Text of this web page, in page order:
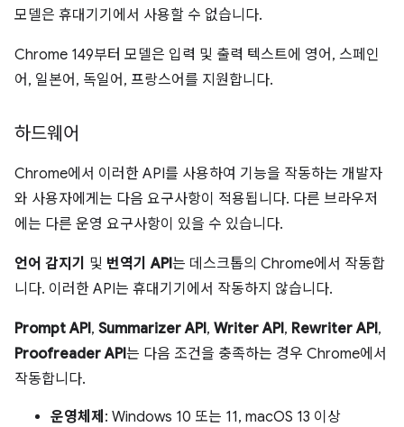
모델은 휴대기기에서 사용할 수 없습니다.
Chrome 149부터 모델은 입력 및 출력 텍스트에 영어, 스페인
어, 일본어, 독일어, 프랑스어를 지원합니다.
하드웨어
Chrome에서 이러한 API를 사용하여 기능을 작동하는 개발자
와 사용자에게는 다음 요구사항이 적용됩니다. 다른 브라우저
에는 다른 운영 요구사항이 있을 수 있습니다.
언어 감지기 및 번역기 API는 데스크톱의 Chrome에서 작동합
니다. 이러한 API는 휴대기기에서 작동하지 않습니다.
Prompt API, Summarizer API, Writer API, Rewriter API,
Proofreader API는 다음 조건을 충족하는 경우 Chrome에서
작동합니다.
운영체제 : Windows 10 또는 11, macOS 13 이상